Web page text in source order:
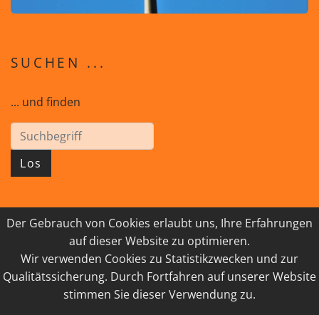
Der Gebrauch von Cookies erlaubt uns, Ihre Erfahrungen
auf dieser Website zu optimieren.
Wir verwenden Cookies zu Statistikzwecken und zur
Qualitätssicherung. Durch Fortfahren auf unserer Website
stimmen Sie dieser Verwendung zu.
SUCHEN ...
... und finden
Los
© 2026 GEISTreich - Diözese Innsbruck
IMPRESSUM
LINKSAMMLUNG
DATENSCHUTZ
KONTAKT